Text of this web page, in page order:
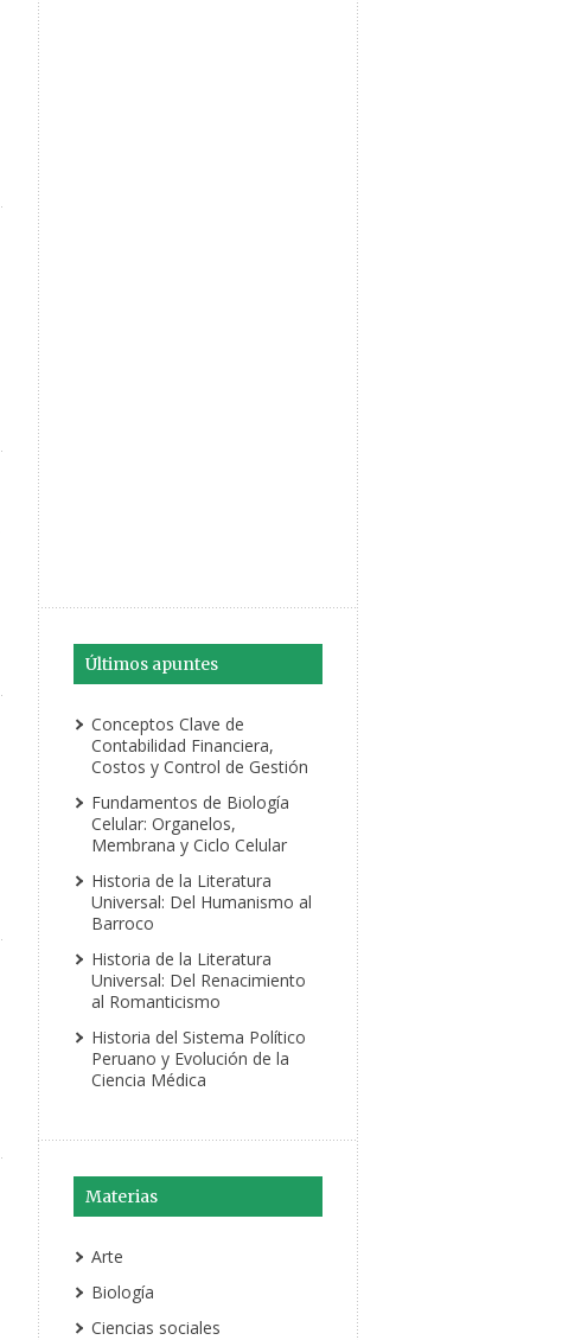
Últimos apuntes
Conceptos Clave de
Contabilidad Financiera,
Costos y Control de Gestión
Fundamentos de Biología
Celular: Organelos,
Membrana y Ciclo Celular
Historia de la Literatura
Universal: Del Humanismo al
Barroco
Historia de la Literatura
Universal: Del Renacimiento
al Romanticismo
Historia del Sistema Político
Peruano y Evolución de la
Ciencia Médica
Materias
Arte
Biología
Ciencias sociales